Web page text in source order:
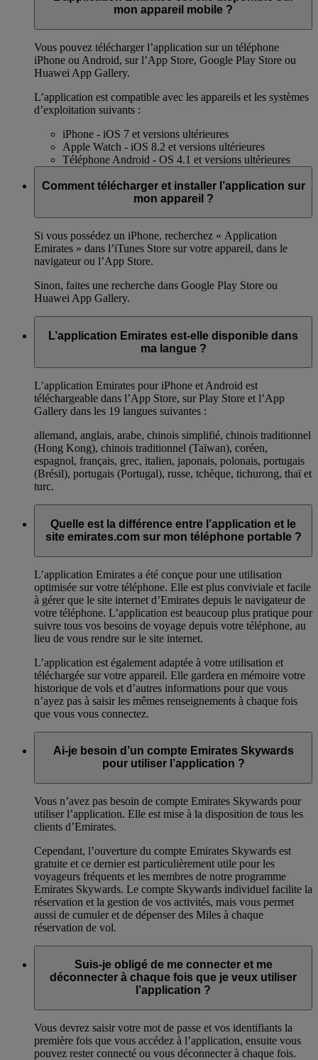
mon appareil mobile ?
Vous pouvez télécharger l’application sur un téléphone
iPhone ou Android, sur l’App Store, Google Play Store ou
Huawei App Gallery.
L’application est compatible avec les appareils et les systèmes
d’exploitation suivants :
iPhone - iOS 7 et versions ultérieures
Apple Watch - iOS 8.2 et versions ultérieures
Téléphone Android - OS 4.1 et versions ultérieures
Comment télécharger et installer l’application sur
mon appareil ?
Si vous possédez un iPhone, recherchez « Application
Emirates » dans l’iTunes Store sur votre appareil, dans le
navigateur ou l’App Store.
Sinon, faites une recherche dans Google Play Store ou
Huawei App Gallery.
L’application Emirates est-elle disponible dans
ma langue ?
L’application Emirates pour iPhone et Android est
téléchargeable dans l’App Store, sur Play Store et l’App
Gallery dans les 19 langues suivantes :
allemand, anglais, arabe, chinois simplifié, chinois traditionnel
(Hong Kong), chinois traditionnel (Taïwan), coréen,
espagnol, français, grec, italien, japonais, polonais, portugais
(Brésil), portugais (Portugal), russe, tchèque, tichurong, thaï et
turc.
Quelle est la différence entre l’application et le
site emirates.com sur mon téléphone portable ?
L’application Emirates a été conçue pour une utilisation
optimisée sur votre téléphone. Elle est plus conviviale et facile
à gérer que le site internet d’Emirates depuis le navigateur de
votre téléphone. L’application est beaucoup plus pratique pour
suivre tous vos besoins de voyage depuis votre téléphone, au
lieu de vous rendre sur le site internet.
L’application est également adaptée à votre utilisation et
téléchargée sur votre appareil. Elle gardera en mémoire votre
historique de vols et d’autres informations pour que vous
n’ayez pas à saisir les mêmes renseignements à chaque fois
que vous vous connectez.
Ai-je besoin d’un compte Emirates Skywards
pour utiliser l’application ?
Vous n’avez pas besoin de compte Emirates Skywards pour
utiliser l’application. Elle est mise à la disposition de tous les
clients d’Emirates.
Cependant, l’ouverture du compte Emirates Skywards est
gratuite et ce dernier est particulièrement utile pour les
voyageurs fréquents et les membres de notre programme
Emirates Skywards. Le compte Skywards individuel facilite la
réservation et la gestion de vos activités, mais vous permet
aussi de cumuler et de dépenser des Miles à chaque
réservation de vol.
Suis-je obligé de me connecter et me
déconnecter à chaque fois que je veux utiliser
l’application ?
Vous devrez saisir votre mot de passe et vos identifiants la
première fois que vous accédez à l’application, ensuite vous
pouvez rester connecté ou vous déconnecter à chaque fois.